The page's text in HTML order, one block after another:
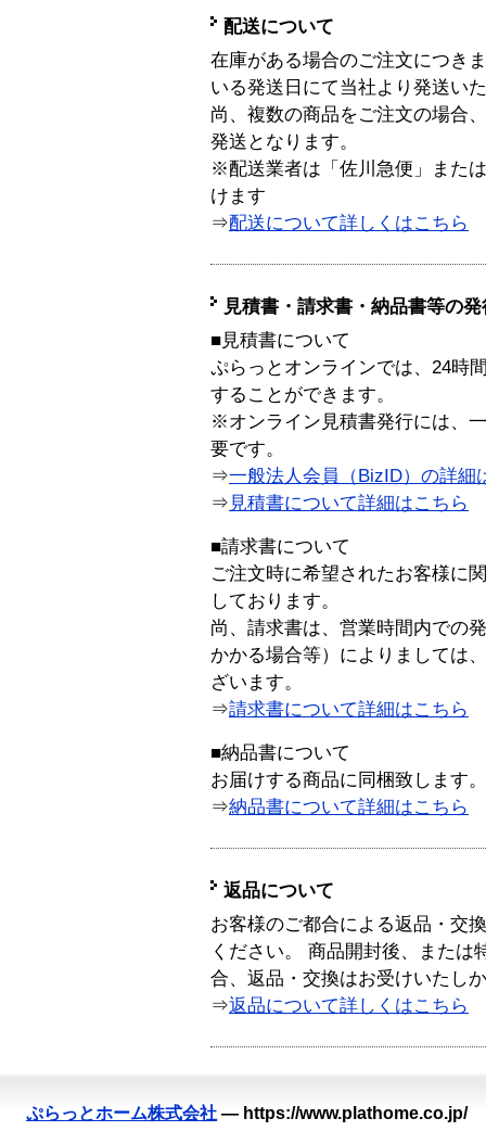
配送について
在庫がある場合のご注文につき
いる発送日にて当社より発送い
尚、複数の商品をご注文の場合
発送となります。
※配送業者は「佐川急便」また
けます
⇒配送について詳しくはこちら
見積書・請求書・納品書等の
■見積書について
ぷらっとオンラインでは、24時
することができます。
※オンライン見積書発行には、
要です。
⇒一般法人会員（BizID）の詳細
⇒ 見積書について詳細はこちら
■請求書について
ご注文時に希望されたお客様に
しております。
尚、請求書は、営業時間内での
かかる場合等）によりましては
ざいます。
⇒請求書について詳細はこちら
■納品書について
お届けする商品に同梱致します。
⇒納品書について詳細はこちら
返品について
お客様のご都合による返品・交
ください。 商品開封後、または
合、返品・交換はお受けいたし
⇒返品について詳しくはこちら
ぷらっとホーム株式会社 — https://www.plathome.co.jp/